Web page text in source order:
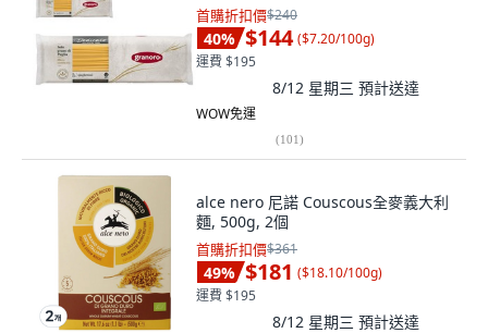
首購折扣價$240
40% $144 ($7.20/100g)
運費 $195
8/12 星期三 預計送達
WOW免運
(101)
alce nero 尼諾 Couscous全麥義大利
麵, 500g, 2個
首購折扣價$361
49% $181 ($18.10/100g)
運費 $195
8/12 星期三 預計送達